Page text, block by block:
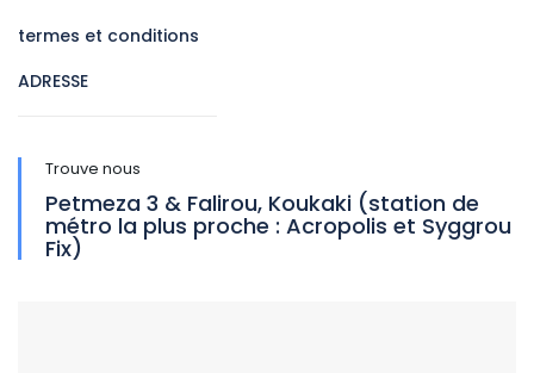
termes et conditions
ADRESSE
Trouve nous
Petmeza 3 & Falirou, Koukaki (station de
métro la plus proche : Acropolis et Syggrou
Fix)